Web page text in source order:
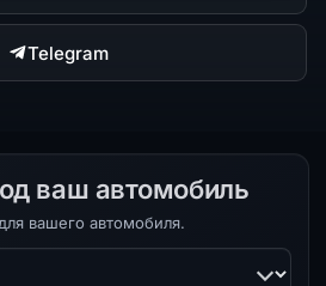
Telegram
ваш автомобиль
вашего автомобиля.